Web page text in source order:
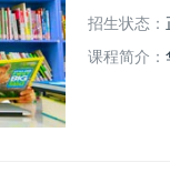
招生状态：
课程简介：